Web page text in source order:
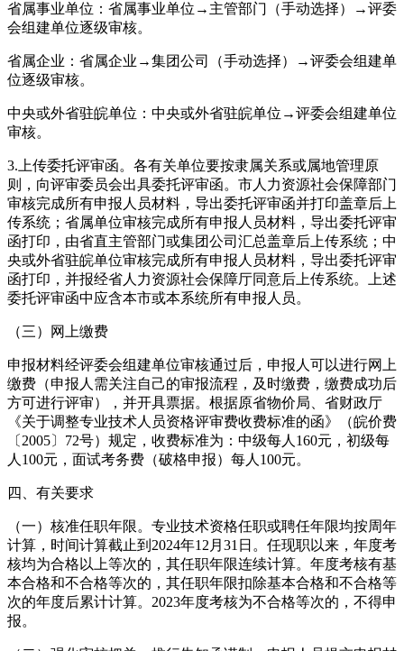
省属事业单位：省属事业单位→主管部门（手动选择）→评委
会组建单位逐级审核。
省属企业：省属企业→集团公司（手动选择）→评委会组建单
位逐级审核。
中央或外省驻皖单位：中央或外省驻皖单位→评委会组建单位
审核。
3.上传委托评审函。各有关单位要按隶属关系或属地管理原
则，向评审委员会出具委托评审函。市人力资源社会保障部门
审核完成所有申报人员材料，导出委托评审函并打印盖章后上
传系统；省属单位审核完成所有申报人员材料，导出委托评审
函打印，由省直主管部门或集团公司汇总盖章后上传系统；中
央或外省驻皖单位审核完成所有申报人员材料，导出委托评审
函打印，并报经省人力资源社会保障厅同意后上传系统。上述
委托评审函中应含本市或本系统所有申报人员。
（三）网上缴费
申报材料经评委会组建单位审核通过后，申报人可以进行网上
缴费（申报人需关注自己的审报流程，及时缴费，缴费成功后
方可进行评审），并开具票据。根据原省物价局、省财政厅
《关于调整专业技术人员资格评审费收费标准的函》（皖价费
〔2005〕72号）规定，收费标准为：中级每人160元，初级每
人100元，面试考务费（破格申报）每人100元。
四、有关要求
（一）核准任职年限。专业技术资格任职或聘任年限均按周年
计算，时间计算截止到2024年12月31日。任现职以来，年度考
核均为合格以上等次的，其任职年限连续计算。年度考核有基
本合格和不合格等次的，其任职年限扣除基本合格和不合格等
次的年度后累计计算。2023年度考核为不合格等次的，不得申
报。